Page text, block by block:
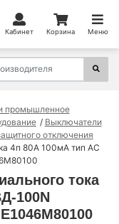
Кабинет Корзина Меню
промышленное
Выключатели
отключения
4п 80А 100мА тип AC
тока
100N